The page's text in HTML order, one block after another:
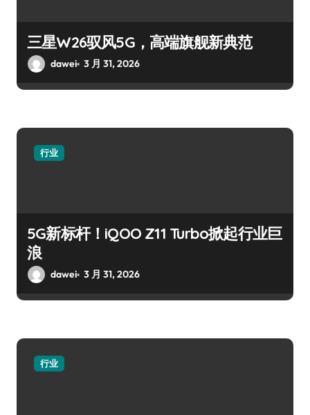
三星W26驭风5G，高端旗舰新典范
dawei 3 月 31, 2026
行业
5G新标杆！iQOO Z11 Turbo掀起行业巨
浪
dawei 3 月 31, 2026
行业